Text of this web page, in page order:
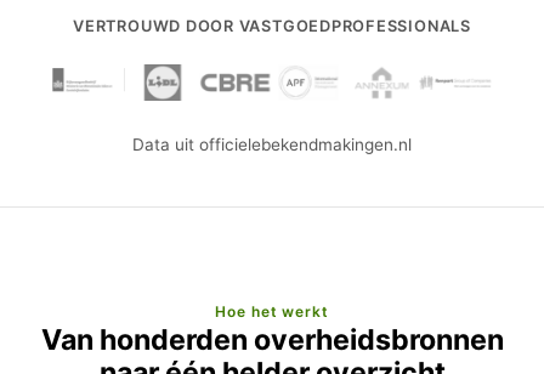
VERTROUWD DOOR VASTGOEDPROFESSIONALS
Data uit officielebekendmakingen.nl
Hoe het werkt
Van honderden overheidsbronnen